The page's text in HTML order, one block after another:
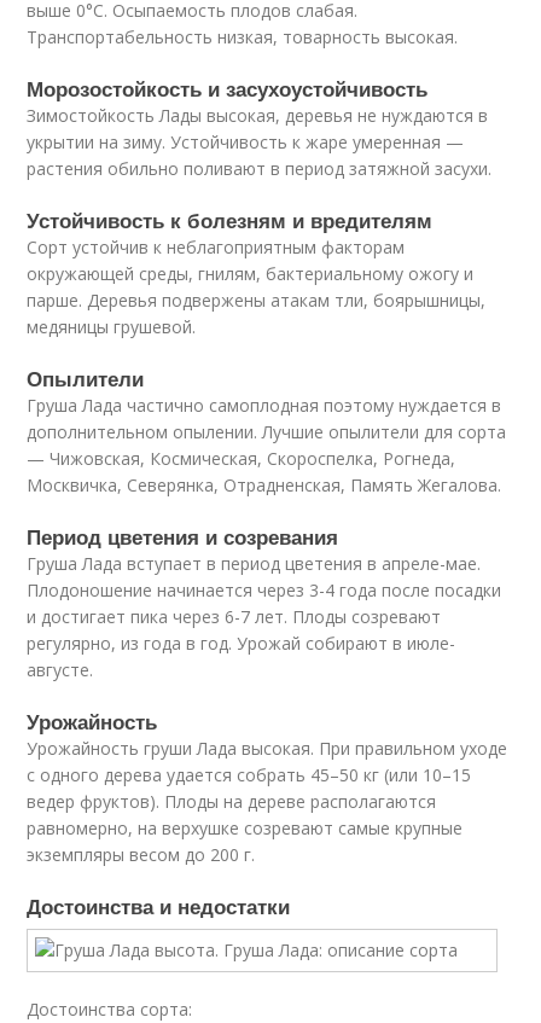
выше 0°C. Осыпаемость плодов слабая.
Транспортабельность низкая, товарность высокая.
Морозостойкость и засухоустойчивость
Зимостойкость Лады высокая, деревья не нуждаются в
укрытии на зиму. Устойчивость к жаре умеренная —
растения обильно поливают в период затяжной засухи.
Устойчивость к болезням и вредителям
Сорт устойчив к неблагоприятным факторам
окружающей среды, гнилям, бактериальному ожогу и
парше. Деревья подвержены атакам тли, боярышницы,
медяницы грушевой.
Опылители
Груша Лада частично самоплодная поэтому нуждается в
дополнительном опылении. Лучшие опылители для сорта
— Чижовская, Космическая, Скороспелка, Рогнеда,
Москвичка, Северянка, Отрадненская, Память Жегалова.
Период цветения и созревания
Груша Лада вступает в период цветения в апреле-мае.
Плодоношение начинается через 3-4 года после посадки
и достигает пика через 6-7 лет. Плоды созревают
регулярно, из года в год. Урожай собирают в июле-
августе.
Урожайность
Урожайность груши Лада высокая. При правильном уходе
с одного дерева удается собрать 45–50 кг (или 10–15
ведер фруктов). Плоды на дереве располагаются
равномерно, на верхушке созревают самые крупные
экземпляры весом до 200 г.
Достоинства и недостатки
Достоинства сорта: